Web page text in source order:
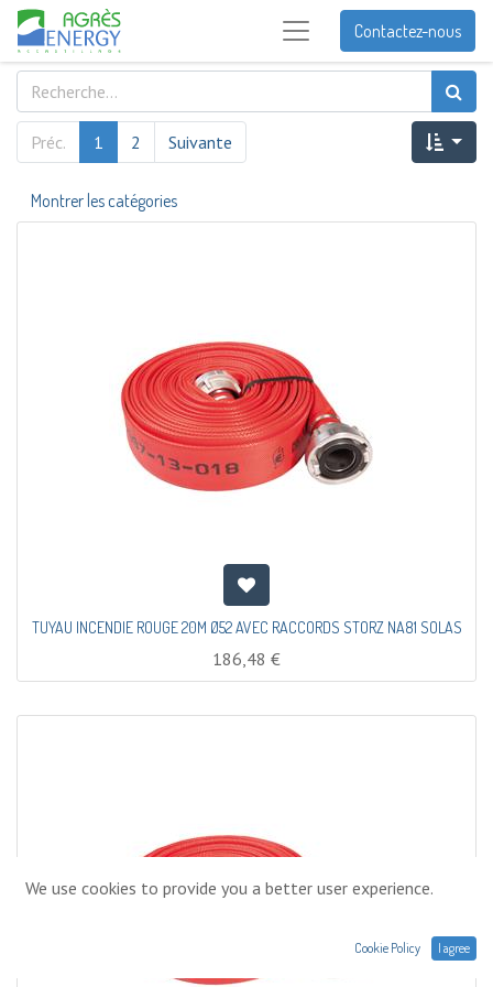
Contactez-nous
Préc. 1 2 Suivante
Montrer les catégories
TUYAU INCENDIE ROUGE 20M Ø52 AVEC RACCORDS STORZ NA81 SOLAS
186,48 €
We use cookies to provide you a better user experience.
Cookie Policy I agree